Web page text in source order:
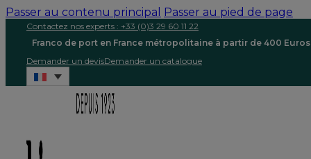
Passer au contenu principal Passer au pied de page
Contactez nos experts : +33 (0)3 29 60 11 22
Franco de port en France métropolitaine à partir de 400 Euros
Demander un devisDemander un catalogue